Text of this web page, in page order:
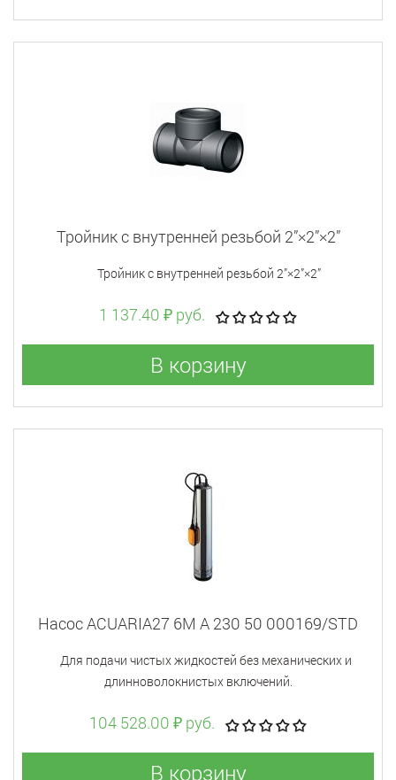
Тройник с внутренней резьбой 2”×2”×2”
Тройник с внутренней резьбой 2”×2”×2”
1 137.40 ₽ руб.
В корзину
Насос ACUARIA27 6M A 230 50 000169/STD
Для подачи чистых жидкостей без механических и
длинноволокнистых включений.
104 528.00 ₽ руб.
В корзину